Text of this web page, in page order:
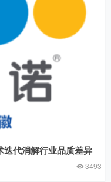
代消解行业品质差异
3493